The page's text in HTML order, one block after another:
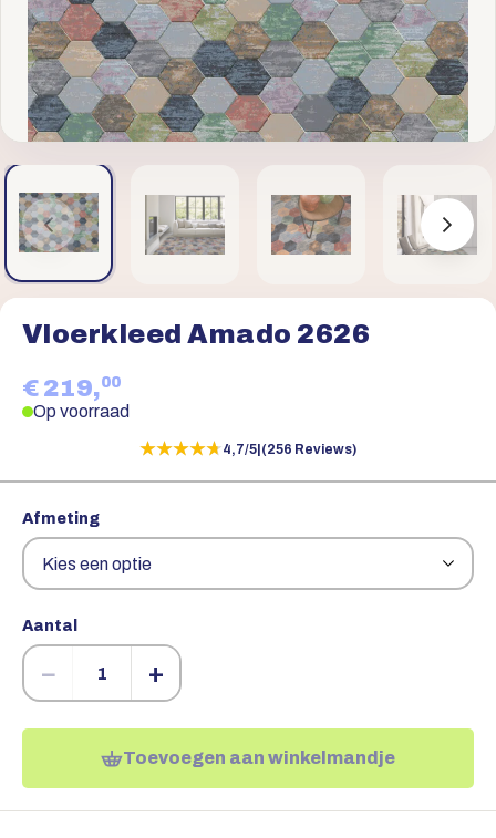
Vloerkleed Amado 2626
€ 219,00
Op voorraad
★★★★★
★★★★★4,7/5 (256 Reviews)
Afmeting
Aantal
− +
Toevoegen aan winkelmandje